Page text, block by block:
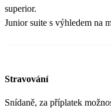
superior.
Junior suite s výhledem na
Stravování
Snídaně, za příplatek